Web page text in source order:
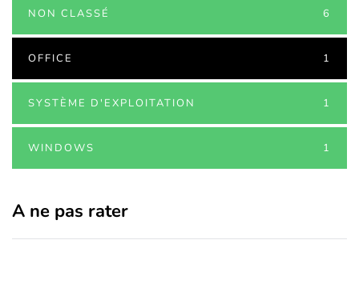
NON CLASSÉ 6
OFFICE 1
SYSTÈME D'EXPLOITATION 1
WINDOWS 1
A ne pas rater